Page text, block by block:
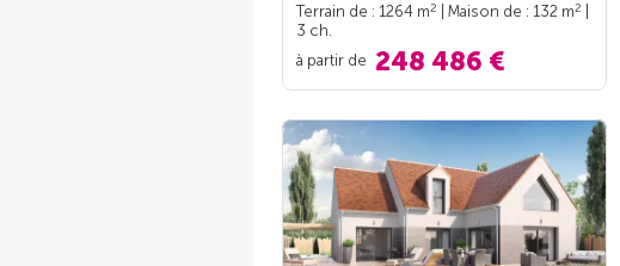
Terrain de : 1264 m2 | Maison de : 132 m2
3 ch.
à partir de 248 486 €